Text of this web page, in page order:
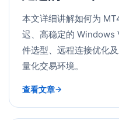
本文详细讲解如何为
迟、高稳定的 Windows
件选型、远程连接优化
量化交易环境。
查看文章